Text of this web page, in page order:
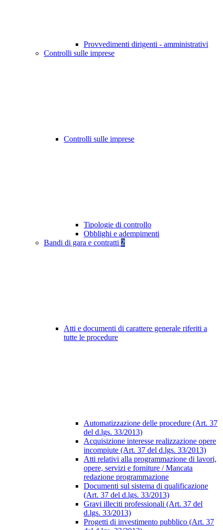
Provvedimenti dirigenti - amministrativi
Controlli sulle imprese
Controlli sulle imprese
Tipologie di controllo
Obblighi e adempimenti
Bandi di gara e contratti 2
Atti e documenti di carattere generale riferiti a
tutte le procedure
Automatizzazione delle procedure (Art. 37
del d.lgs. 33/2013)
Acquisizione interesse realizzazione opere
incompiute (Art. 37 del d.lgs. 33/2013)
Atti relativi alla programmazione di lavori,
opere, servizi e forniture / Mancata
redazione programmazione
Documenti sul sistema di qualificazione
(Art. 37 del d.lgs. 33/2013)
Gravi illeciti professionali (Art. 37 del
d.lgs. 33/2013)
Progetti di investimento pubblico (Art. 37